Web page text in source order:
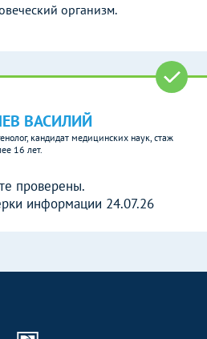
организм.
ВАСИЛИЙ
кандидат медицинских наук, стаж
16 лет.
проверены.
информации 24.07.26